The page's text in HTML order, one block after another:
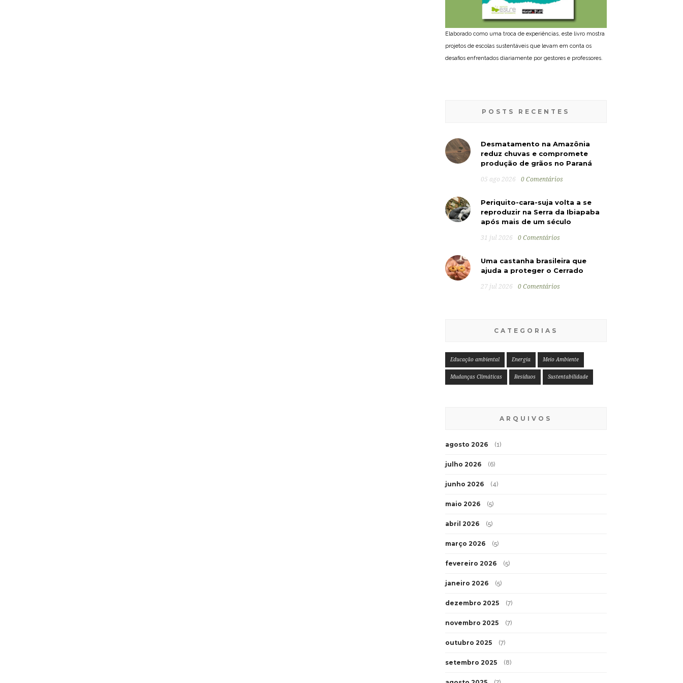
Elaborado como uma troca de experiências, este livro mostra
projetos de escolas sustentáveis que levam em conta os
desafios enfrentados diariamente por gestores e professores.
POSTS RECENTES
Desmatamento na Amazônia
reduz chuvas e compromete
produção de grãos no Paraná
05 ago 2026 0 Comentários
Periquito-cara-suja volta a se
reproduzir na Serra da Ibiapaba
após mais de um século
31 jul 2026 0 Comentários
Uma castanha brasileira que
ajuda a proteger o Cerrado
27 jul 2026 0 Comentários
CATEGORIAS
Educação ambiental Energia Meio Ambiente
Mudanças Climáticas Resíduos Sustentabilidade
ARQUIVOS
agosto 2026 (1)
julho 2026 (6)
junho 2026 (4)
maio 2026 (5)
abril 2026 (5)
março 2026 (5)
fevereiro 2026 (5)
janeiro 2026 (5)
dezembro 2025 (7)
novembro 2025 (7)
outubro 2025 (7)
setembro 2025 (8)